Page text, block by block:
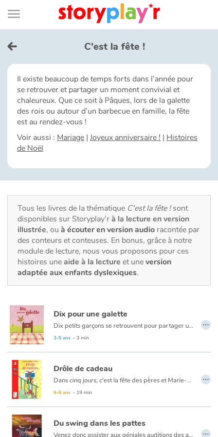
Connexion
Bibliothèque
de
page
Menu
Je me connecte
Tester gratuitement
Bibliothèque
Prix
Fable, mythe, littérature et poésie
Princesses et princes, rois, reines et dragons
Ogres, monstres et sorcières
Écologie, nature, saisons
Les animaux
Voyage, épopée, enquête, aventure
Autour du monde
Apprentissage
C'est la fête !
Il existe beaucoup de temps forts dans l’année pour
se retrouver et partager un moment convivial et
chaleureux. Que ce soit à Pâques, lors de la galette
des rois ou autour d’un barbecue en famille, la fête
est au rendez-vous !
Voir aussi : Mariage | Joyeux anniversaire ! | Histoires
de Noël
Tous les livres de la thématique C'est la fête !sont
disponibles sur Storyplay’rà la lecture en version
illustrée, ou à écouter en version audio racontée par
des conteurs et conteuses. En bonus, grâce à notre
module de lecture, nous vous proposons pour ces
histoires uneaide à la lecture et uneversion
adaptée aux enfants dyslexiques.
Dix pour une galette
Dix petits garçons se retrouvent pour partager une galette. Passe encore qu’il n’y ait pas de reine potentielle dans l’assemblée, mais pas de fève, c’est triste. Ils vont prendre les choses en main pour que cette histoire se termine bien...
3-5 ans - 3 min
…
Drôle de cadeau
Dans cinq jours, c'est la fête des pères et Marie-Lou n'a pas de cadeau. Le ouistiti qu'elle a fait à l'école est raté. Ses autres idées sont trop difficiles à réaliser. Et sa tirelire désespérément vide. Pourtant, Marie-Lou est bien décidée à offrir à son papa un cadeau magnifique, surprenant, original. Un cadeau qu'il n'oubliera jamais. Et quand Marie-Lou a décidé quelque chose...
6-8 ans - 19 min
…
Du swing dans les pattes
Venez donc assister aux géniales auditions des animaux danseurs animés de passion. Virtuose Nours Riev en chorégraphe expert, assisté d'Arabesque, danseuse étoile légère, vont aller dénicher toutes les perles rares pour vous les révéler quand viendra le grand soir !
…